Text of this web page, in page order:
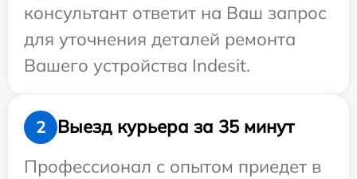
консультант ответит на Ваш запрос
для уточнения деталей ремонта
Вашего устройства Indesit.
2
Выезд курьера за 35 минут
Профессионал с опытом приедет в